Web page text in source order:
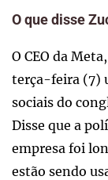
O que disse
O CEO da
terça-feira (7)
sociais do
Disse que a
empresa foi
estão sendo